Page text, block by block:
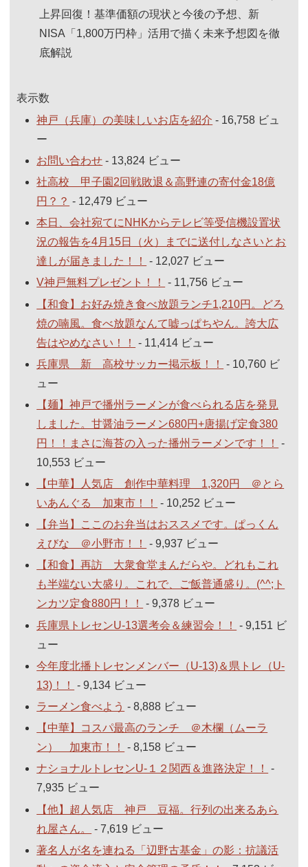
上昇回復！基準価額の現状と今後の予想、新
NISA「1,800万円枠」活用で描く未来予想図を徹
底解説
表示数
神戸（兵庫）の美味しいお店を紹介 - 16,758 ビュ
ー
お問い合わせ - 13,824 ビュー
社高校 甲子園2回戦敗退＆高野連の寄付金18億
円？？ - 12,479 ビュー
本日、会社宛てにNHKからテレビ等受信機設置状
況の報告を4月15日（火）までに送付しなさいとお
達しが届きました！！
- 12,027 ビュー
V神戸無料プレゼント！！
- 11,756 ビュー
【和食】お好み焼き食べ放題ランチ1,210円。どろ
焼の喃風。食べ放題なんて嘘っぱちやん。誇大広
告はやめなさい！！
- 11,414 ビュー
兵庫県 新 高校サッカー掲示板！！
- 10,760 ビ
ュー
【麺】神戸で播州ラーメンが食べられる店を発見
しました。甘醤油ラーメン680円+唐揚げ定食380
円！！まさに海苔の入った播州ラーメンです！！
-
10,553 ビュー
【中華】人気店 創作中華料理 1,320円 ＠とら
いあんぐる 加東市！！
- 10,252 ビュー
【弁当】ここのお弁当はおススメです。ぱっくん
えびな ＠小野市！！
- 9,937 ビュー
【和食】再訪 大衆食堂まんだらや。どれもこれ
も半端ない大盛り。これで、ご飯普通盛り。(^^;ト
ンカツ定食880円！！
- 9,378 ビュー
兵庫県トレセンU-13選考会＆練習会！！
- 9,151 ビ
ュー
今年度北播トレセンメンバー（U-13)＆県トレ（U-
13)！！
- 9,134 ビュー
ラーメン食べよう - 8,888 ビュー
【中華】コスパ最高のランチ ＠木欄（ムーラ
ン） 加東市！！
- 8,158 ビュー
ナショナルトレセンU-１２関西＆進路決定！！
-
7,935 ビュー
【他】超人気店 神戸 豆福。行列の出来るあら
れ屋さん。
- 7,619 ビュー
著名人が名を連ねる「辺野古基金」の影：抗議活